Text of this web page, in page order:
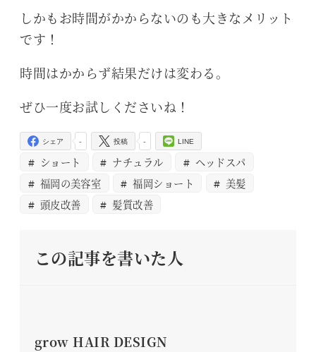
しかもお時間がかからないのも大きなメリット
です！
時間はかからず結果だけは変わる。
ぜひ一度お試しくださいね！
-
シェア -
投稿 LINE
ショート ナチュラル
ヘッドスパ
福岡の美容室
福岡ショート
美髪
頭皮改善
髪質改善
この記事を書いた人
grow HAIR DESIGN